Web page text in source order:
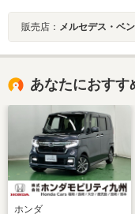
販売店： メルセデス・ベ
あなたにおすす
ホンダ